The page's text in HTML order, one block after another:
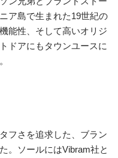
ア島で生まれた19世紀の
能性、そして高いオリジ
ドアにもタウンユースに
フさを追求した、ブラン
。ソールにはVibram社と